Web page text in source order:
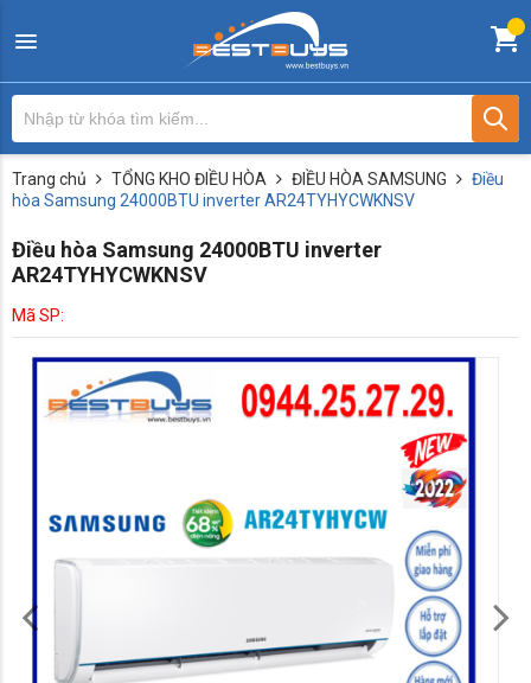
Trang chủ TỔNG KHO ĐIỀU HÒA ĐIỀU HÒA SAMSUNG
Điều
hòa Samsung 24000BTU inverter AR24TYHYCWKNSV
Điều hòa Samsung 24000BTU inverter
AR24TYHYCWKNSV
Mã SP: